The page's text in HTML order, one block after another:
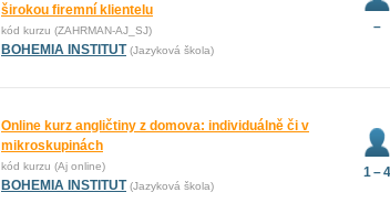
širokou firemní klientelu
kód kurzu (ZAHRMAN-AJ_SJ)
BOHEMIA INSTITUT (Jazyková škola)
–
Online kurz angličtiny z domova: individuálně či v
mikroskupinách
kód kurzu (Aj online)
BOHEMIA INSTITUT (Jazyková škola)
1 – 4